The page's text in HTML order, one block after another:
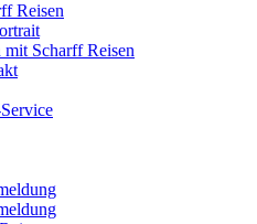
Reisen
Scharff Reisen